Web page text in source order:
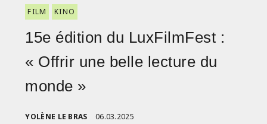
FILM KINO
15e édition du LuxFilmFest :
« Offrir une belle lecture du
monde »
YOLÈNE LE BRAS 06.03.2025